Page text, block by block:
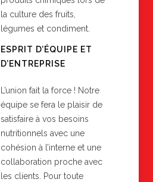
la culture des fruits,
légumes et condiment.
ESPRIT D’ÉQUIPE ET
D’ENTREPRISE
L’union fait la force ! Notre
équipe se fera le plaisir de
satisfaire à vos besoins
nutritionnels avec une
cohésion à l’interne et une
collaboration proche avec
les clients. Pour toute